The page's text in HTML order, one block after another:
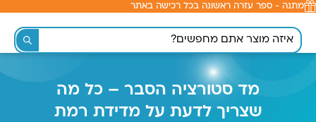
לתוכן
מתנה - ספר עזרה ראשונה בכל רכישה באתר
מד סטורציה הסבר – כל מה
שצריך לדעת על מדידת רמת